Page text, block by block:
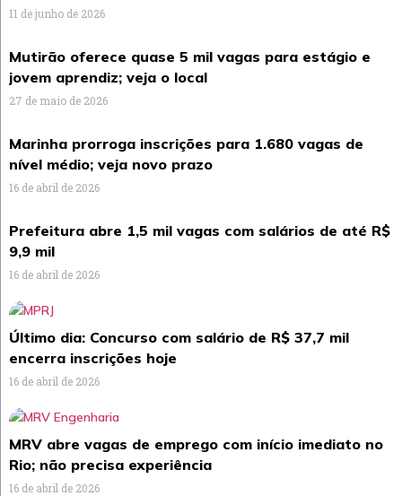
11 de junho de 2026
Mutirão oferece quase 5 mil vagas para estágio e
jovem aprendiz; veja o local
27 de maio de 2026
Marinha prorroga inscrições para 1.680 vagas de
nível médio; veja novo prazo
16 de abril de 2026
Prefeitura abre 1,5 mil vagas com salários de até R$
9,9 mil
16 de abril de 2026
Último dia: Concurso com salário de R$ 37,7 mil
encerra inscrições hoje
16 de abril de 2026
MRV abre vagas de emprego com início imediato no
Rio; não precisa experiência
16 de abril de 2026